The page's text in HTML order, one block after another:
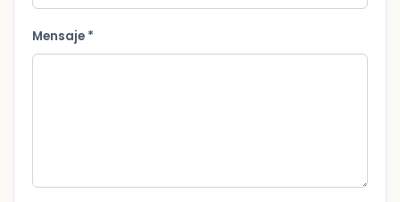
Mensaje *